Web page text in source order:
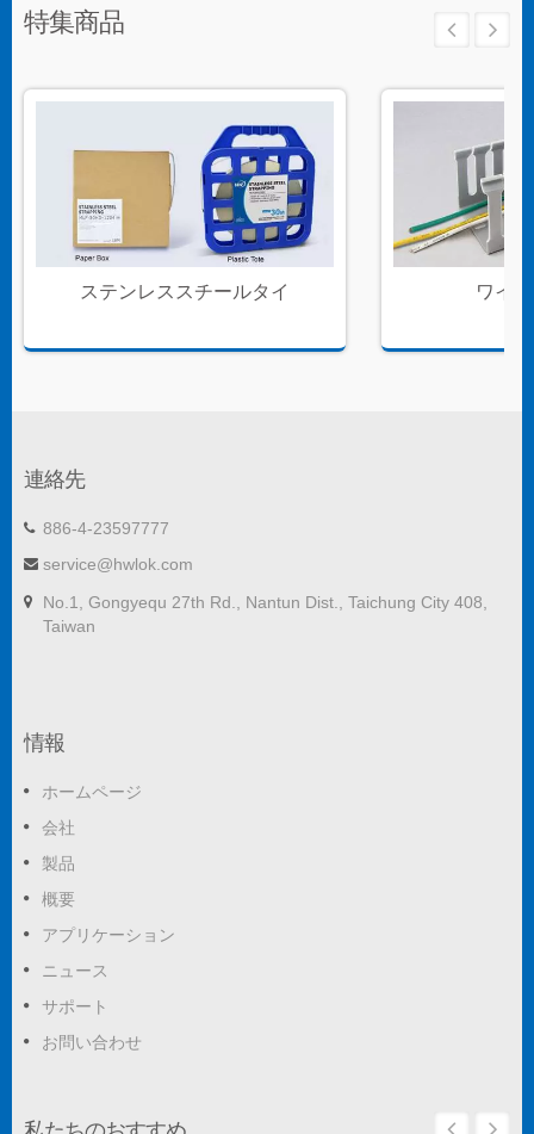
特集商品
ステンレススチールタイ ワイ
連絡先
886-4-23597777
service@hwlok.com
No.1, Gongyequ 27th Rd., Nantun Dist., Taichung City 408,
Taiwan
情報
ホームページ
会社
製品
概要
アプリケーション
ニュース
サポート
お問い合わせ